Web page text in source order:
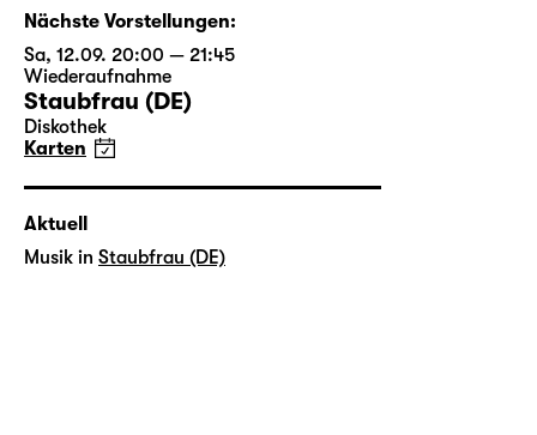
Nächste Vorstellungen:
Sa, 12.09. 20:00 — 21:45
Wiederaufnahme
Staubfrau (DE)
Diskothek
Karten
Aktuell
Musik in Staubfrau (DE)